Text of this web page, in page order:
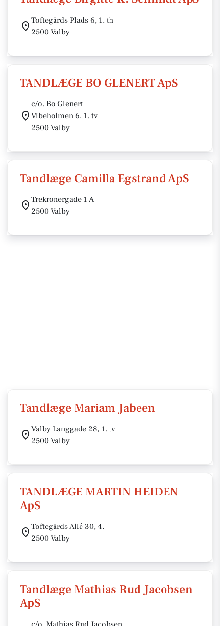
Toftegårds Plads 6, 1. th
2500 Valby
TANDLÆGE BO GLENERT ApS
c/o. Bo Glenert
Vibeholmen 6, 1. tv
2500 Valby
Tandlæge Camilla Egstrand ApS
Trekronergade 1 A
2500 Valby
Tandlæge Mariam Jabeen
Valby Langgade 28, 1. tv
2500 Valby
TANDLÆGE MARTIN HEIDEN
ApS
Toftegårds Allé 30, 4.
2500 Valby
Tandlæge Mathias Rud Jacobsen
ApS
c/o. Mathias Rud Jacobsen